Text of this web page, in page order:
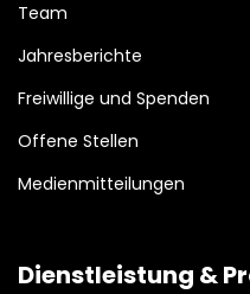
Team
Jahresberichte
Freiwillige und Spenden
Offene Stellen
Medienmitteilungen
Dienstleistung &